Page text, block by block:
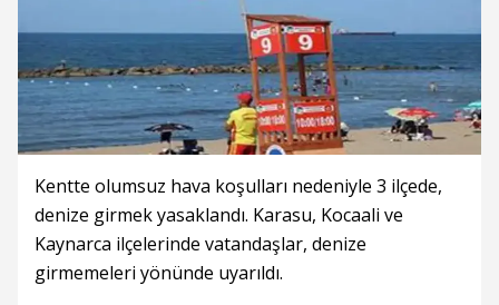
Kentte olumsuz hava koşulları nedeniyle 3 ilçede,
denize girmek yasaklandı. Karasu, Kocaali ve
Kaynarca ilçelerinde vatandaşlar, denize
girmemeleri yönünde uyarıldı.